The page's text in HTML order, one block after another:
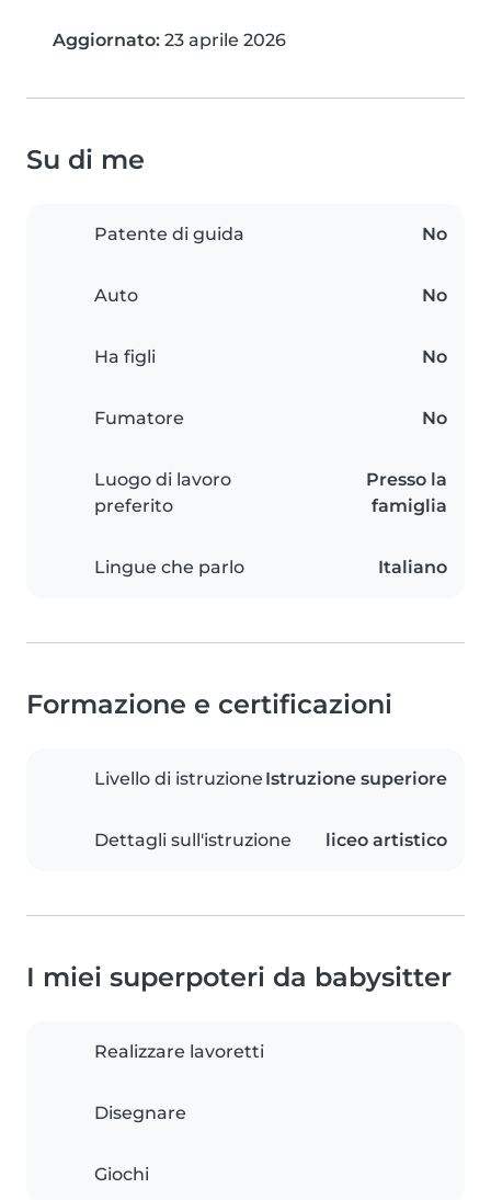
Aggiornato: 23 aprile 2026
Su di me
Patente di guida No
Auto No
Ha figli No
Fumatore No
Luogo di lavoro
preferito
Presso la
famiglia
Lingue che parlo Italiano
Formazione e certificazioni
Livello di istruzione Istruzione superiore
Dettagli sull'istruzione liceo artistico
I miei superpoteri da babysitter
Realizzare lavoretti
Disegnare
Giochi